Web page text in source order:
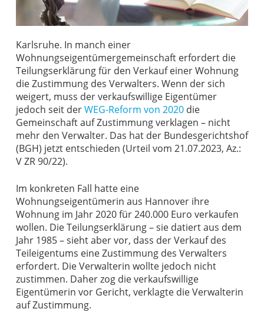
Karlsruhe. In manch einer
Wohnungseigentümergemeinschaft erfordert die
Teilungserklärung für den Verkauf einer Wohnung
die Zustimmung des Verwalters. Wenn der sich
weigert, muss der verkaufswillige Eigentümer
jedoch seit derWEG-Reform von 2020die
Gemeinschaft auf Zustimmung verklagen – nicht
mehr den Verwalter. Das hat der Bundesgerichtshof
(BGH) jetzt entschieden (Urteil vom 21.07.2023, Az.:
V ZR 90/22).
Im konkreten Fall hatte eine
Wohnungseigentümerin aus Hannover ihre
Wohnung im Jahr 2020 für 240.000 Euro verkaufen
wollen. Die Teilungserklärung – sie datiert aus dem
Jahr 1985 – sieht aber vor, dass der Verkauf des
Teileigentums eine Zustimmung des Verwalters
erfordert. Die Verwalterin wollte jedoch nicht
zustimmen. Daher zog die verkaufswillige
Eigentümerin vor Gericht, verklagte die Verwalterin
auf Zustimmung.